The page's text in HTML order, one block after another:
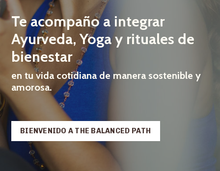
Te acompaño a integrar
Ayurveda, Yoga y rituales de
bienestar
en tu vida cotidiana de manera sostenible y
amorosa.
BIENVENIDO A THE BALANCED PATH